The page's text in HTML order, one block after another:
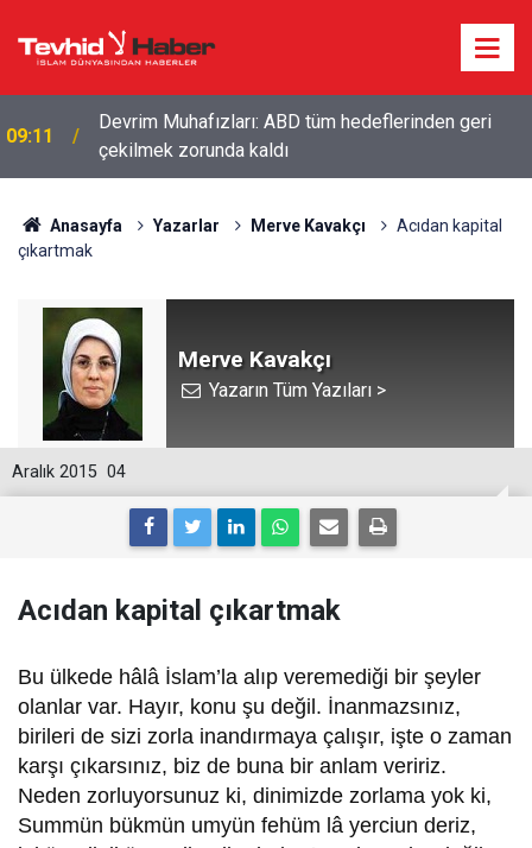
09:11
Devrim Muhafızları: ABD tüm hedeflerinden geri
çekilmek zorunda kaldı
Anasayfa Yazarlar Merve Kavakçı
Acıdan kapital
çıkartmak
Merve Kavakçı
Yazarın Tüm Yazıları >
04
Aralık 2015
Acıdan kapital çıkartmak
Bu ülkede hâlâ İslam’la alıp veremediği bir şeyler
olanlar var. Hayır, konu şu değil. İnanmazsınız,
birileri de sizi zorla inandırmaya çalışır, işte o zaman
karşı çıkarsınız, biz de buna bir anlam veririz.
Neden zorluyorsunuz ki, dinimizde zorlama yok ki,
Summün bükmün umyün fehüm lâ yerciun deriz,